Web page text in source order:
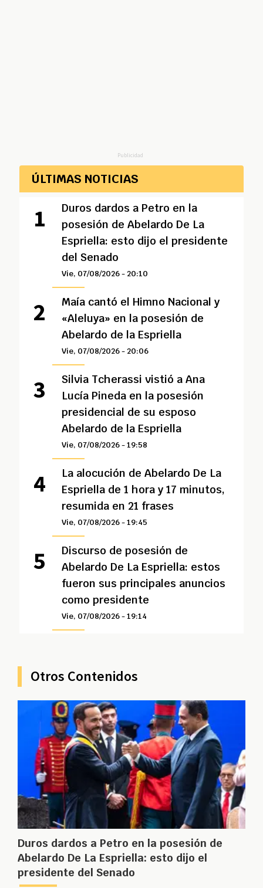
Publicidad
ÚLTIMAS NOTICIAS
Duros dardos a Petro en la
posesión de Abelardo De La
Espriella: esto dijo el presidente
del Senado
Vie, 07/08/2026 - 20:10
Maía cantó el Himno Nacional y
«Aleluya» en la posesión de
Abelardo de la Espriella
Vie, 07/08/2026 - 20:06
Silvia Tcherassi vistió a Ana
Lucía Pineda en la posesión
presidencial de su esposo
Abelardo de la Espriella
Vie, 07/08/2026 - 19:58
La alocución de Abelardo De La
Espriella de 1 hora y 17 minutos,
resumida en 21 frases
Vie, 07/08/2026 - 19:45
Discurso de posesión de
Abelardo De La Espriella: estos
fueron sus principales anuncios
como presidente
Vie, 07/08/2026 - 19:14
Otros Contenidos
Duros dardos a Petro en la posesión de
Abelardo De La Espriella: esto dijo el
presidente del Senado